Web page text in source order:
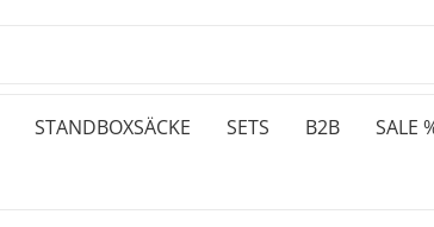
STANDBOXSÄCKE SETS B2B SALE